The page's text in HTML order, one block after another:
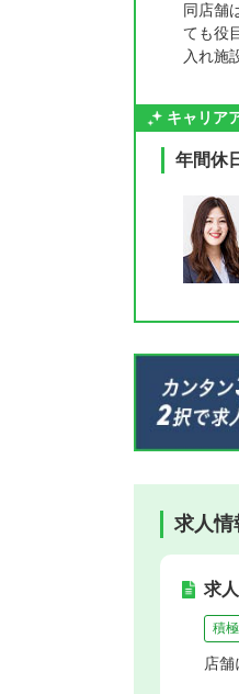
同店舗
ても役
入れ施
キャリア
年間休
求人情
求
積
店